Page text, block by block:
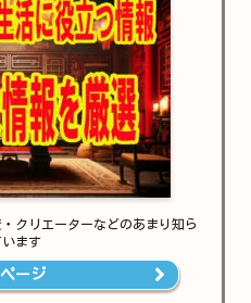
クリエーターなどのあまり知ら
ます
ージ